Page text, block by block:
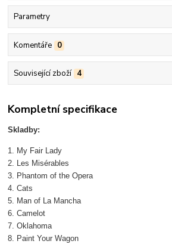
Parametry
Komentáře 0
Související zboží 4
Kompletní specifikace
Skladby:
1. My Fair Lady
2. Les Misérables
3. Phantom of the Opera
4. Cats
5. Man of La Mancha
6. Camelot
7. Oklahoma
8. Paint Your Wagon